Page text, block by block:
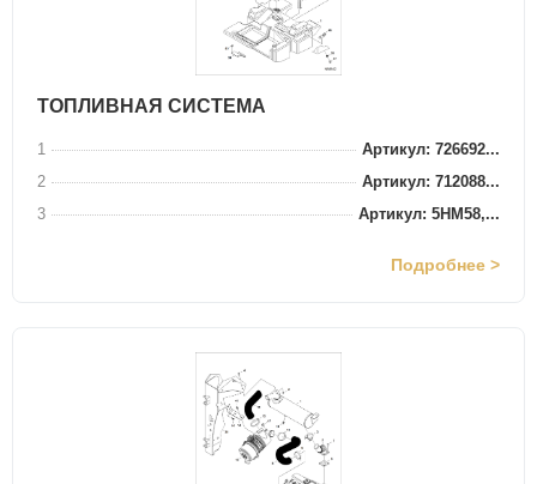
ТОПЛИВНАЯ СИСТЕМА
1
Артикул: 726692...
2
Артикул: 712088...
3
Артикул: 5HM58,...
Подробнее >